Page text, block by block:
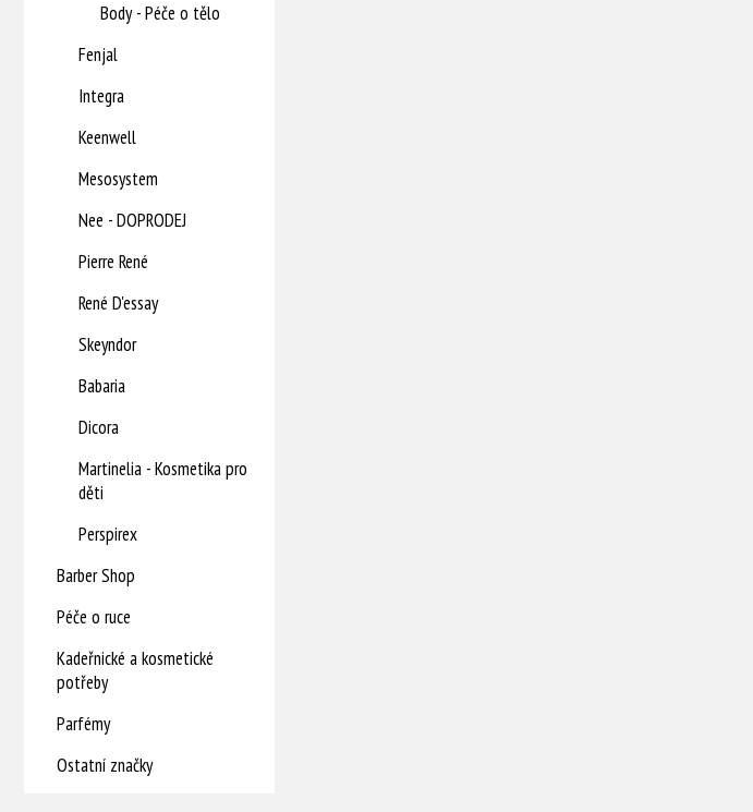
Body - Péče o tělo
Fenjal
Integra
Keenwell
Mesosystem
Nee - DOPRODEJ
Pierre René
René D'essay
Skeyndor
Babaria
Dicora
Martinelia - Kosmetika pro
děti
Perspirex
Barber Shop
Péče o ruce
Kadeřnické a kosmetické
potřeby
Parfémy
Ostatní značky